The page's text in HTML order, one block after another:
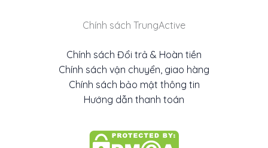
Chính sách TrungActive
Chính sách Đổi trả & Hoàn tiền
Chính sách vận chuyển, giao hàng
Chính sách bảo mật thông tin
Hướng dẫn thanh toán